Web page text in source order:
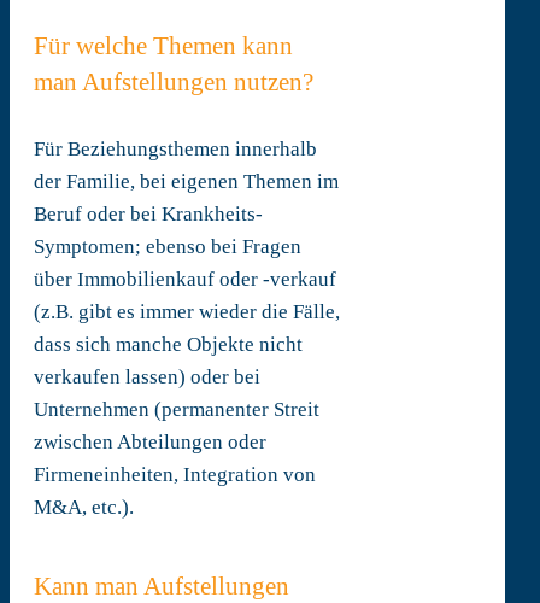
Für welche Themen kann
man Aufstellungen nutzen?
Für Beziehungsthemen innerhalb
der Familie, bei eigenen Themen im
Beruf oder bei Krankheits-
Symptomen; ebenso bei Fragen
über Immobilienkauf oder -verkauf
(z.B. gibt es immer wieder die Fälle,
dass sich manche Objekte nicht
verkaufen lassen) oder bei
Unternehmen (permanenter Streit
zwischen Abteilungen oder
Firmeneinheiten, Integration von
M&A, etc.).
Kann man Aufstellungen